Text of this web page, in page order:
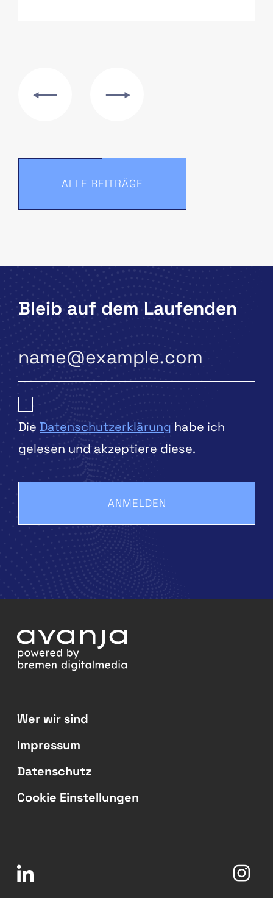
ALLE BEITRÄGE
Bleib auf dem Laufenden
Die Datenschutzerklärung habe ich
gelesen und akzeptiere diese.
ANMELDEN
Wer wir sind
Impressum
Datenschutz
Cookie Einstellungen